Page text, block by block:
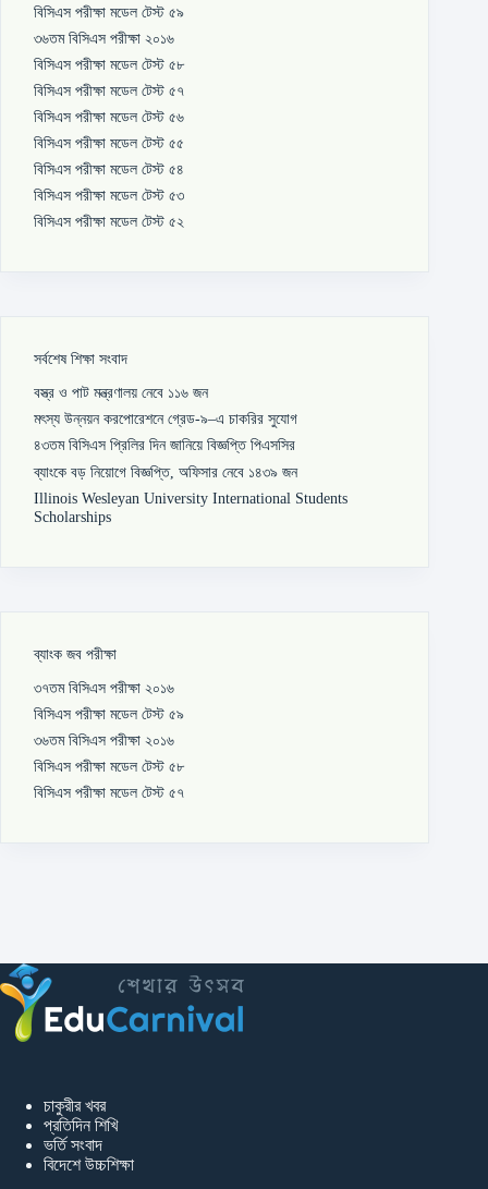
বিসিএস পরীক্ষা মডেল টেস্ট ৫৯
৩৬তম বিসিএস পরীক্ষা ২০১৬
বিসিএস পরীক্ষা মডেল টেস্ট ৫৮
বিসিএস পরীক্ষা মডেল টেস্ট ৫৭
বিসিএস পরীক্ষা মডেল টেস্ট ৫৬
বিসিএস পরীক্ষা মডেল টেস্ট ৫৫
বিসিএস পরীক্ষা মডেল টেস্ট ৫৪
বিসিএস পরীক্ষা মডেল টেস্ট ৫৩
বিসিএস পরীক্ষা মডেল টেস্ট ৫২
সর্বশেষ শিক্ষা সংবাদ
বস্ত্র ও পাট মন্ত্রণালয় নেবে ১১৬ জন
মৎস্য উন্নয়ন করপোরেশনে গ্রেড-৯–এ চাকরির সুযোগ
৪৩তম বিসিএস প্রিলির দিন জানিয়ে বিজ্ঞপ্তি পিএসসির
ব্যাংকে বড় নিয়োগে বিজ্ঞপ্তি, অফিসার নেবে ১৪৩৯ জন
Illinois Wesleyan University International Students
Scholarships
ব্যাংক জব পরীক্ষা
৩৭তম বিসিএস পরীক্ষা ২০১৬
বিসিএস পরীক্ষা মডেল টেস্ট ৫৯
৩৬তম বিসিএস পরীক্ষা ২০১৬
বিসিএস পরীক্ষা মডেল টেস্ট ৫৮
বিসিএস পরীক্ষা মডেল টেস্ট ৫৭
চাকুরীর খবর
প্রতিদিন শিখি
ভর্তি সংবাদ
বিদেশে উচ্চশিক্ষা